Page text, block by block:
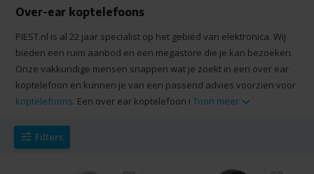
Over-ear koptelefoons
PIEST.nl is al 22 jaar specialist op het gebied van elektronica. Wij
bieden een ruim aanbod en een megastore die je kan bezoeken.
Onze vakkundige mensen snappen wat je zoekt in een over ear
koptelefoon en kunnen je van een passend advies voorzien voor
koptelefoons. Een over ear koptelefoon iToon meer
Filters